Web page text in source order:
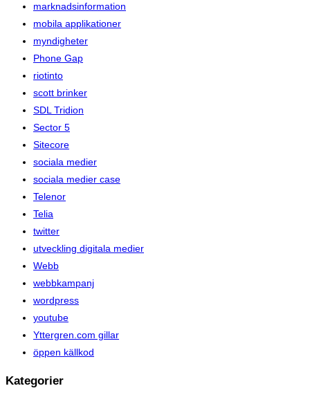
marknadsinformation
mobila applikationer
myndigheter
Phone Gap
riotinto
scott brinker
SDL Tridion
Sector 5
Sitecore
sociala medier
sociala medier case
Telenor
Telia
twitter
utveckling digitala medier
Webb
webbkampanj
wordpress
youtube
Yttergren.com gillar
öppen källkod
Kategorier